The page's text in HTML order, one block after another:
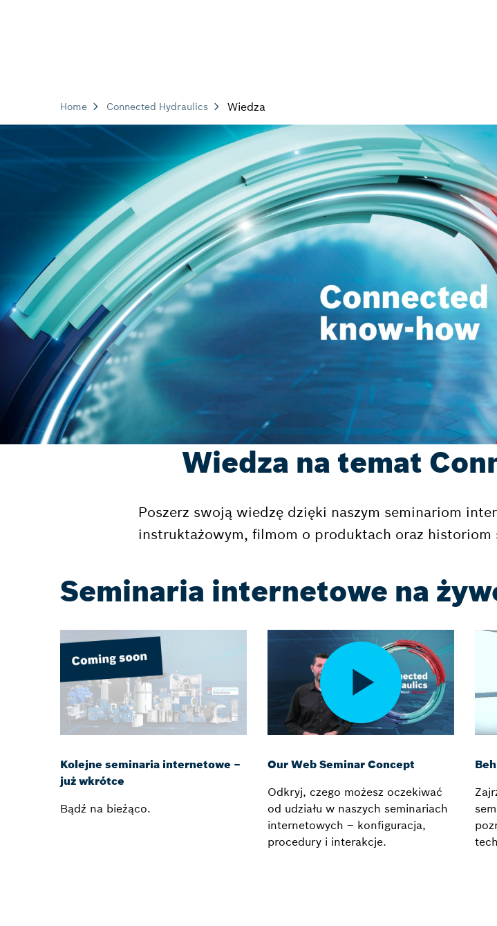
Home Connected Hydraulics Wiedza
Wiedza na temat
Poszerz swoją wiedzę dzięki naszym seminariom
instruktażowym, filmom o produktach oraz
Seminaria internetowe na
Kolejne seminaria internetowe –
już wkrótce
Bądź na bieżąco.
Our Web Seminar Concept
Odkryj, czego możesz oczekiwać
od udziału w naszych seminariach
internetowych – konfiguracja,
procedury i interakcje.